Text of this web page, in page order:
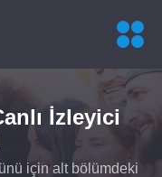
İzleyici
için alt bölümdeki